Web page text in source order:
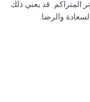
المتراكم. قد يعني ذلك
والرضا.